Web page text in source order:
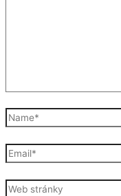
Name*
Email*
Web